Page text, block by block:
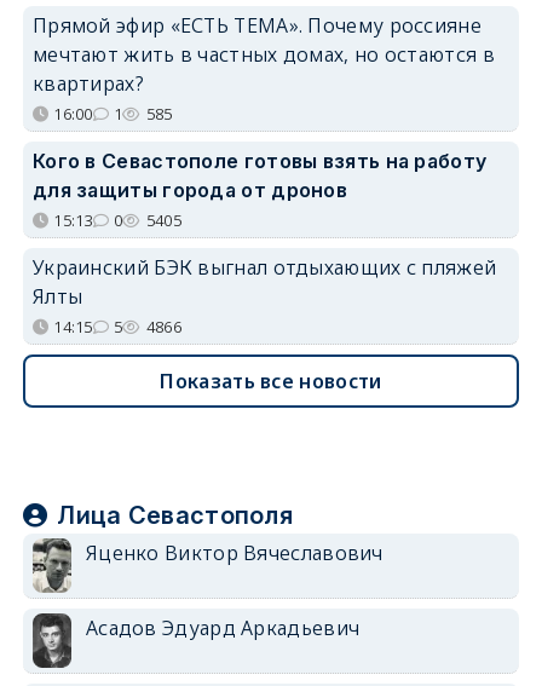
Прямой эфир «ЕСТЬ ТЕМА». Почему россияне
мечтают жить в частных домах, но остаются в
квартирах?
16:00 1 585
Кого в Севастополе готовы взять на работу
для защиты города от дронов
15:13 0 5405
Украинский БЭК выгнал отдыхающих с пляжей
Ялты
14:15 5 4866
Показать все новости
Лица Севастополя
Яценко Виктор Вячеславович
Асадов Эдуард Аркадьевич